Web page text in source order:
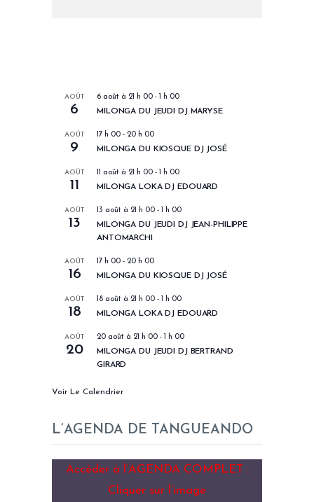
AOÛT
6
6 août à 21 h 00 - 1 h 00
MILONGA DU JEUDI DJ MARYSE
AOÛT
9
17 h 00 - 20 h 00
MILONGA DU KIOSQUE DJ JOSÉ
AOÛT
11
11 août à 21 h 00 - 1 h 00
MILONGA LOKA DJ EDOUARD
AOÛT
13
13 août à 21 h 00 - 1 h 00
MILONGA DU JEUDI DJ JEAN-PHILIPPE
ANTOMARCHI
AOÛT
16
17 h 00 - 20 h 00
MILONGA DU KIOSQUE DJ JOSÉ
AOÛT
18
18 août à 21 h 00 - 1 h 00
MILONGA LOKA DJ EDOUARD
AOÛT
20
20 août à 21 h 00 - 1 h 00
MILONGA DU JEUDI DJ BERTRAND
GIRARD
Voir Le Calendrier
L’AGENDA DE TANGUEANDO
Accéder à l’AGENDA COMPLET :
Cliquer sur l’image